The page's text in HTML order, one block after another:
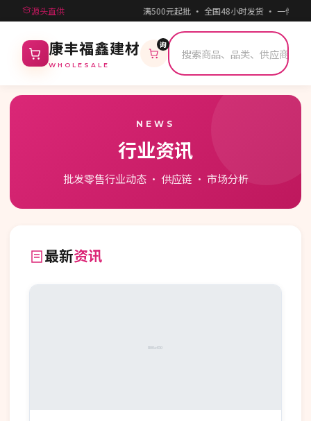
源头直供 满500元起批 · 全国48小时发货 · 一件代发
康丰福鑫建材
WHOLESALE
询
NEWS
行业资讯
批发零售行业动态 · 供应链 · 市场分析
最新资讯